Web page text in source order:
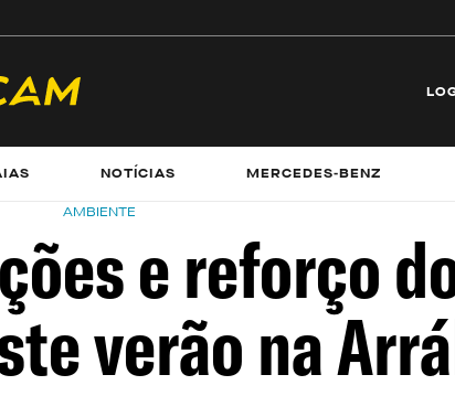
NOTÍCIAS MERCEDES-BENZ
AMBIENTE
e reforço
verão na